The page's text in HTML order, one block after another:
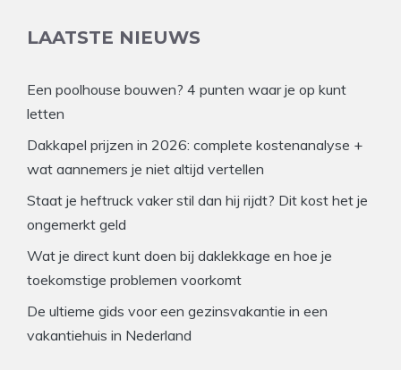
LAATSTE NIEUWS
Een poolhouse bouwen? 4 punten waar je op kunt
letten
Dakkapel prijzen in 2026: complete kostenanalyse +
wat aannemers je niet altijd vertellen
Staat je heftruck vaker stil dan hij rijdt? Dit kost het je
ongemerkt geld
Wat je direct kunt doen bij daklekkage en hoe je
toekomstige problemen voorkomt
De ultieme gids voor een gezinsvakantie in een
vakantiehuis in Nederland